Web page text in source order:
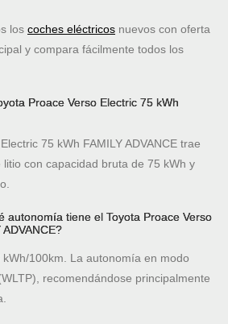
los coches eléctricos nuevos con oferta
y compara fácilmente todos los
Proace Verso Electric 75 kWh
75 kWh FAMILY ADVANCE trae
con capacidad bruta de 75 kWh y
autonomía tiene el Toyota Proace Verso
100km. La autonomía en modo
recomendándose principalmente